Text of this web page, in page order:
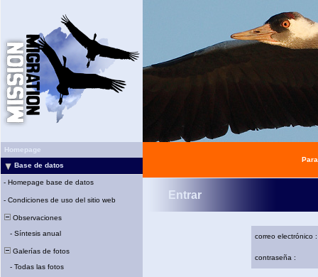
Homepage
Base de datos
- Homepage base de datos
- Condiciones de uso del sitio web
Observaciones
- Síntesis anual
Galerías de fotos
- Todas las fotos
Entrar
correo electrónico :
contraseña :